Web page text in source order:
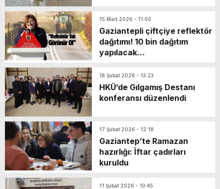
15 Mart 2026 - 11:00
Gaziantepli çiftçiye reflektör
dağıtımı! 10 bin dağıtım
yapılacak…
18 Şubat 2026 - 13:23
HKÜ’de Gılgamış Destanı
konferansı düzenlendi
17 Şubat 2026 - 12:18
Gaziantep’te Ramazan
hazırlığı: İftar çadırları
kuruldu
11 Şubat 2026 - 10:45